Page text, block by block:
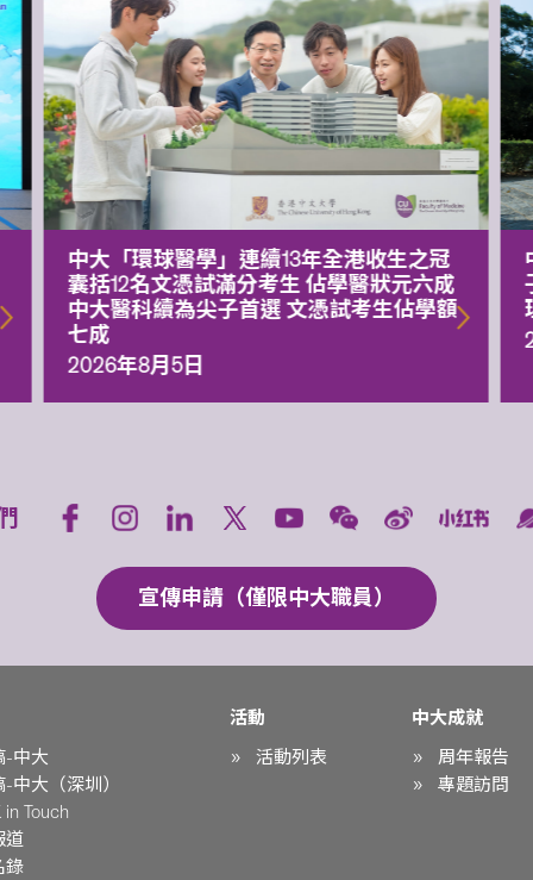
中大「環球醫學」連續13年全港收生之冠
囊括12名文憑試滿分考生 佔學醫狀元六成
中大醫科續為尖子首選 文憑試考生佔學額
七成
2026年8月5日
宣傳申請（僅限中大職員）
-中大
中大（深圳）
Touch
道
錄
活動
活動列表
中大成就
周年報告
專題訪問